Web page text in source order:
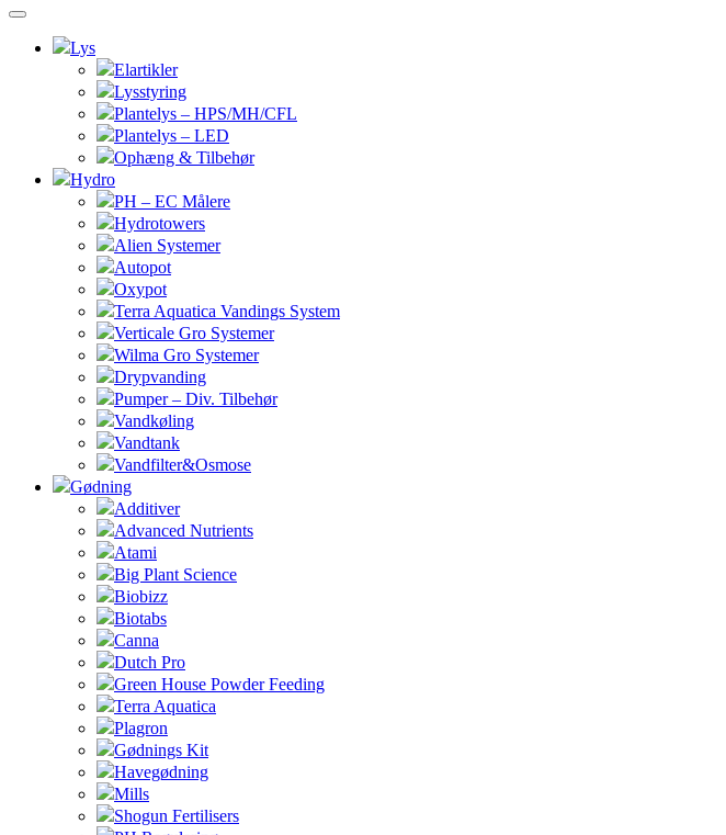
Lys
Elartikler
Lysstyring
Plantelys – HPS/MH/CFL
Plantelys – LED
Ophæng & Tilbehør
Hydro
PH – EC Målere
Hydrotowers
Alien Systemer
Autopot
Oxypot
Terra Aquatica Vandings System
Verticale Gro Systemer
Wilma Gro Systemer
Drypvanding
Pumper – Div. Tilbehør
Vandkøling
Vandtank
Vandfilter&Osmose
Gødning
Additiver
Advanced Nutrients
Atami
Big Plant Science
Biobizz
Biotabs
Canna
Dutch Pro
Green House Powder Feeding
Terra Aquatica
Plagron
Gødnings Kit
Havegødning
Mills
Shogun Fertilisers